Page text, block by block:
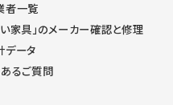
者一覧
い家具」のメーカー確認と修理
データ
あるご質問